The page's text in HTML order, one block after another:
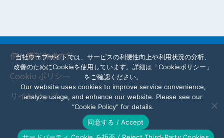
個人情報保護方針
Cookie ポリシー
サイトマップ
当社ウェブサイトでは、サービスの利便性向上や利用状況の分析、
改善のためにCookieを使用しています。詳細は「Cookieポリシー」
をご確認ください。
Our website uses cookies to improve service convenience,
analyze usage, and enhance our website. Please see our
“Cookie Policy” for details.
同意する / Accept